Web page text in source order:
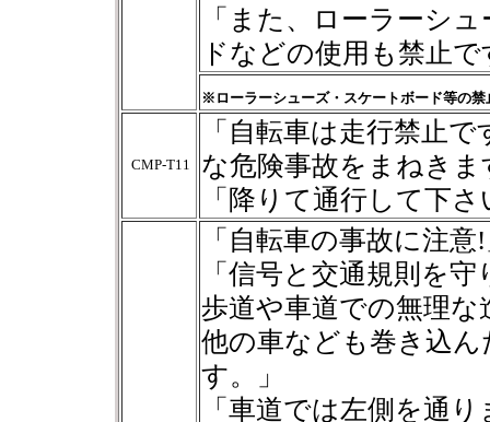
「また、ローラーシ
ドなどの使用も禁止で
※ローラーシューズ・スケートボード等の禁
CMP-T11
「自転車は走行禁止
な危険事故をまねきま
「降りて通行して下さ
「自転車の事故に注意
「信号と交通規則を
歩道や車道での無理
他の車なども巻き込
す。」
「車道では左側を通